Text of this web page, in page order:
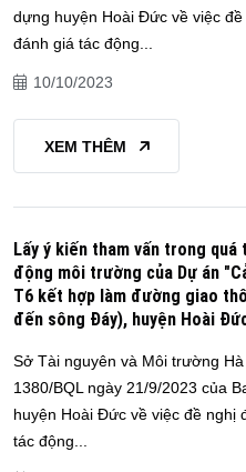
dựng huyện Hoài Đức về việc
đánh giá tác động...
10/10/2023
XEM THÊM
Lấy ý kiến tham vấn trong
động môi trường của Dự án
T6 kết hợp làm đường giao
đến sông Đáy), huyện Hoài
Sở Tài nguyên và Môi trường
1380/BQL ngày 21/9/2023 của
huyện Hoài Đức về việc đề nghị
tác động...